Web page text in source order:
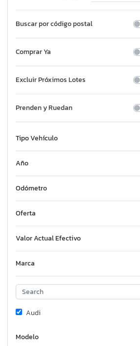
Buscar por código postal
Comprar Ya
Excluir Próximos Lotes
Prenden y Ruedan
Tipo Vehículo
Año
Odómetro
Oferta
Valor Actual Efectivo
Marca
Audi
Modelo